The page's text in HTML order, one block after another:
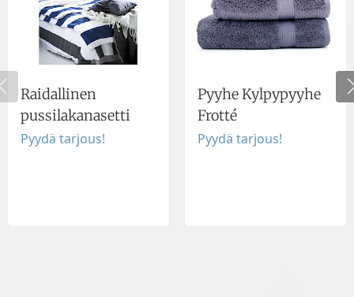
Raidallinen
pussilakanasetti
Pyydä tarjous!
Pyyhe Kylpypyyhe
Frotté
Pyydä tarjous!